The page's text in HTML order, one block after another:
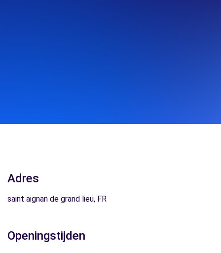
Adres
saint aignan de grand lieu, FR
Openingstijden